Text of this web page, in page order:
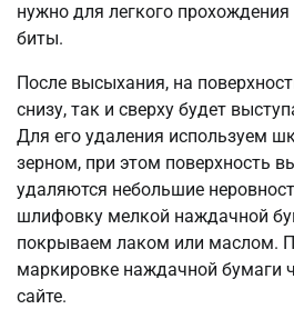
нужно для легкого
биты.
После высыхания, на
снизу, так и сверху будет
Для его удаления используем
зерном, при этом поверхность
удаляются небольшие
шлифовку мелкой наждачной
покрываем лаком или маслом.
маркировке наждачной бумаги
сайте.